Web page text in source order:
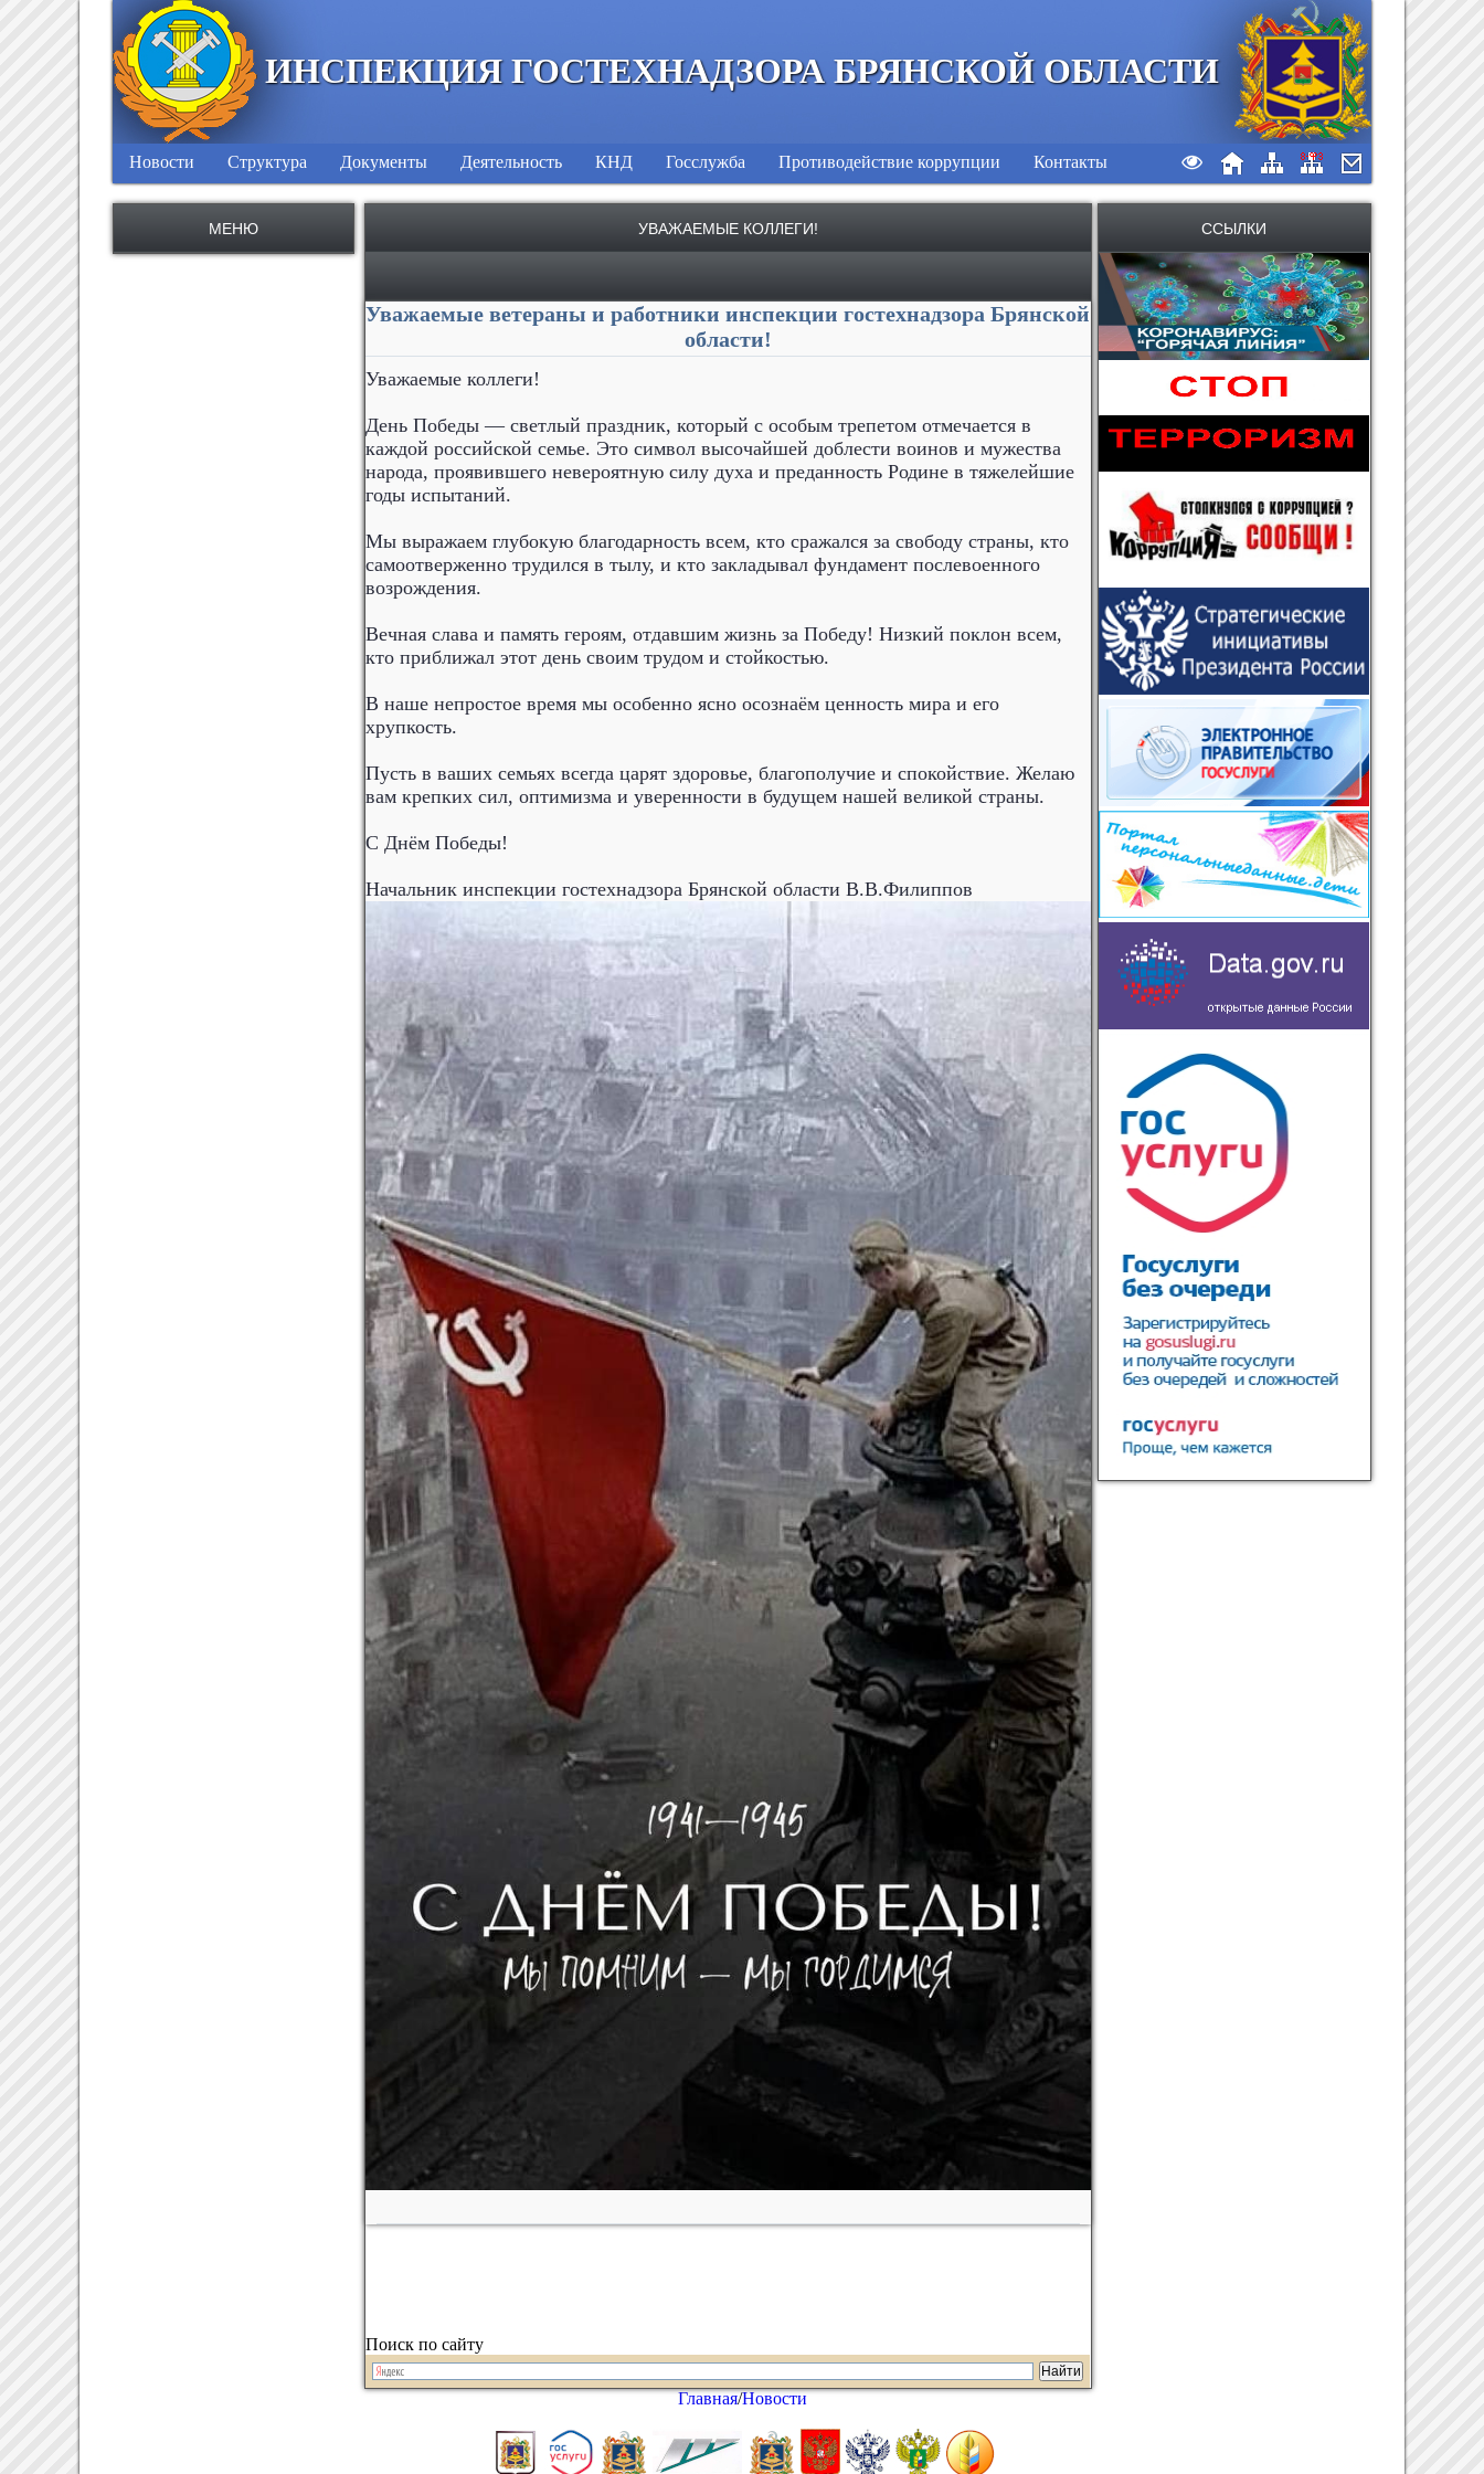
ИНСПЕКЦИЯ ГОСТЕХНАДЗОРА БРЯНСКОЙ ОБЛАСТИ
Новости Структура Документы Деятельность КНД Госслужба Противодействие коррупции Контакты
МЕНЮ УВАЖАЕМЫЕ КОЛЛЕГИ!
Уважаемые ветераны и работники инспекции гостехнадзора Брянской
области!
Уважаемые коллеги!
День Победы — светлый праздник, который с особым трепетом отмечается в
каждой российской семье. Это символ высочайшей доблести воинов и мужества
народа, проявившего невероятную силу духа и преданность Родине в тяжелейшие
годы испытаний.
Мы выражаем глубокую благодарность всем, кто сражался за свободу страны, кто
самоотверженно трудился в тылу, и кто закладывал фундамент послевоенного
возрождения.
Вечная слава и память героям, отдавшим жизнь за Победу! Низкий поклон всем,
кто приближал этот день своим трудом и стойкостью.
В наше непростое время мы особенно ясно осознаём ценность мира и его
хрупкость.
Пусть в ваших семьях всегда царят здоровье, благополучие и спокойствие. Желаю
вам крепких сил, оптимизма и уверенности в будущем нашей великой страны.
С Днём Победы!
Начальник инспекции гостехнадзора Брянской области В.В.Филиппов
Поиск по сайту
ССЫЛКИ
Главная/Новости